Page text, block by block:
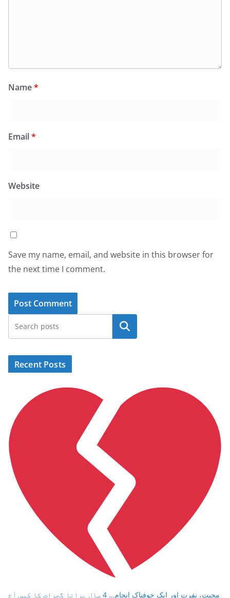
Name*
Email*
Website
Save my name, email, and website in this browser for
the next time I comment.
Search
Recent Posts
محبت، نفرت اور ایک خوفناک انجام… 4 سال پرانا گجرات کا کیس آج